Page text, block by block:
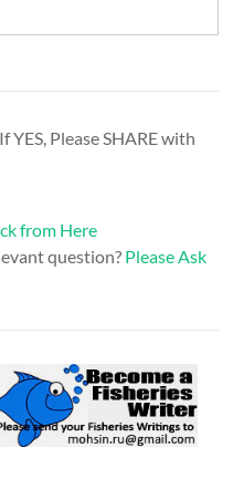
Please SHARE with
from Here
question? Please Ask